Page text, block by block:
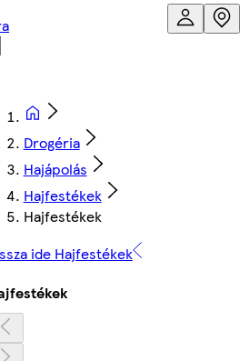
Drogéria
Hajápolás
Hajfestékek
Hajfestékek
ide Hajfestékek